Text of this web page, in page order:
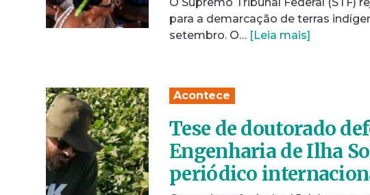
para a demarcação de terras
setembro. O… [Leia mais]
Acontece
Tese de doutorado
Engenharia de Ilha
periódico